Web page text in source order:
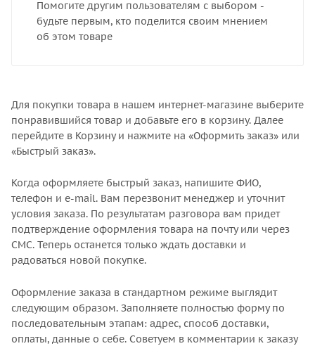
Помогите другим пользователям с выбором -
будьте первым, кто поделится своим мнением
об этом товаре
Для покупки товара в нашем интернет-магазине выберите
понравившийся товар и добавьте его в корзину. Далее
перейдите в Корзину и нажмите на «Оформить заказ» или
«Быстрый заказ».
Когда оформляете быстрый заказ, напишите ФИО,
телефон и e-mail. Вам перезвонит менеджер и уточнит
условия заказа. По результатам разговора вам придет
подтверждение оформления товара на почту или через
СМС. Теперь останется только ждать доставки и
радоваться новой покупке.
Оформление заказа в стандартном режиме выглядит
следующим образом. Заполняете полностью форму по
последовательным этапам: адрес, способ доставки,
оплаты, данные о себе. Советуем в комментарии к заказу